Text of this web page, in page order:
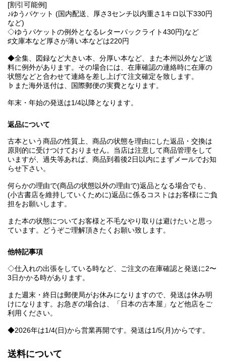
[割引可能例]
♪ゆうパケット (国内配送、厚さ3センチ以内重さ1キロ以下330円
など)
◇ゆうパケットの例外となるレターパックライト430円)など
♯文庫本など厚さが薄い本などは220円
◆全集、図録など大きい本、分厚い本など、また本州以外など送
料に例外があります。その場合には、在庫確認の連絡時に在庫の
状態などと合わせて連絡を差し上げて注文確定を致します。
♭また海外送付は、国際郵便の実費となります。
年末・年始の発送は1/4以降となります。
返品について
古本という商品の性質上、商品の状態を理由にした返品・交換は
原則的に受けつけておりません。当店は注意して商品管理をして
いますが、過失等あれば、商品到着後2日以内にまずメールでお知
らせ下さい。
何らかの理由で(商品の状態以外の理由で)返品となる場合でも、
(小古書店を維持していくために)返品に係るコストはお客様にご負
担をお願いします。
また本の状態についてお客様と不毛なやり取りは避けたいと思っ
ています。どうぞご理解頂きたくお願い致します。
他特記事項
◇仕入れの出張をしている時など、ご注文の在庫確認と発送に2〜
3日かかる時があります。
また週末・終日は郵便局がお休みになりますので、発送は休み明
けになります。お急ぎの場合は、「日本の古本屋」など他店をご
利用ください。
◆2026年は1/4(日)から営業再開です。発送は1/5(月)からです。
送料について